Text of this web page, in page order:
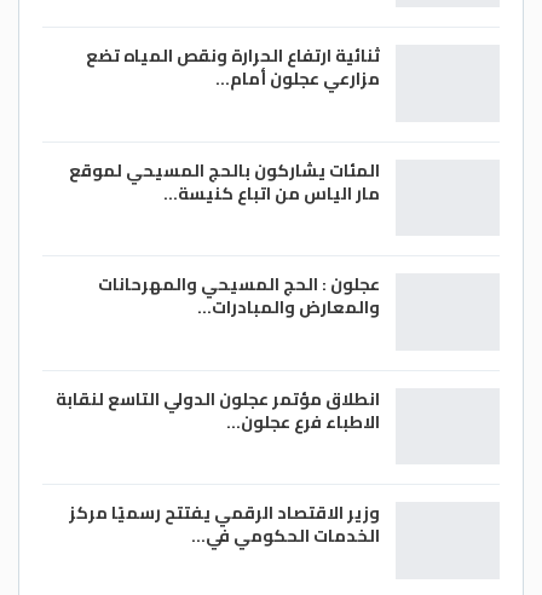
ثنائية ارتفاع الحرارة ونقص المياه تضع
مزارعي عجلون أمام…
المئات يشاركون بالحج المسيحي لموقع
مار الياس من اتباع كنيسة…
عجلون : الحج المسيحي والمهرحانات
والمعارض والمبادرات…
انطلاق مؤتمر عجلون الدولي التاسع لنقابة
الاطباء فرع عجلون…
وزير الاقتصاد الرقمي يفتتح رسميًا مركز
الخدمات الحكومي في…